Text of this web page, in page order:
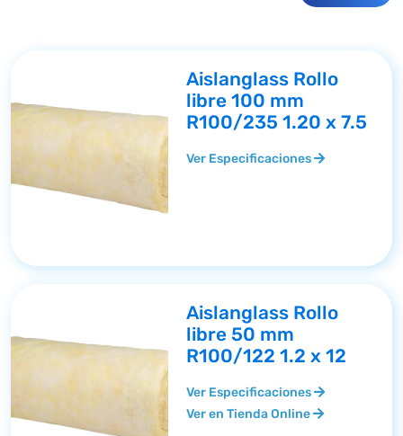
Aislanglass Rollo
libre 100 mm
R100/235 1.20 x 7.5
Ver Especificaciones
Aislanglass Rollo
libre 50 mm
R100/122 1.2 x 12
Ver Especificaciones
Ver en Tienda Online